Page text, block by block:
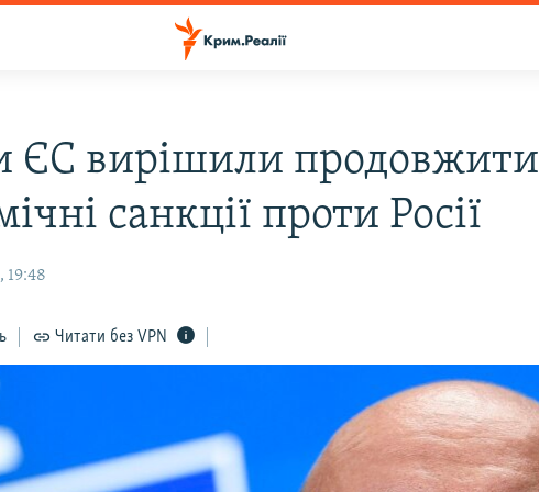
ЄС вирішили продовжити
санкції проти Росії
19:48
Читати без VPN